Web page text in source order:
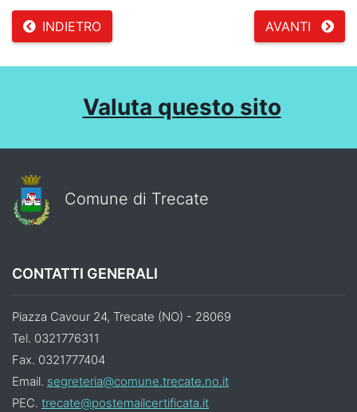
INDIETRO AVANTI
Valuta questo sito
Comune di Trecate
CONTATTI GENERALI
Piazza Cavour 24, Trecate (NO) - 28069
Tel. 0321776311
Fax. 0321777404
Email. segreteria@comune.trecate.no.it
PEC. trecate@postemailcertificata.it